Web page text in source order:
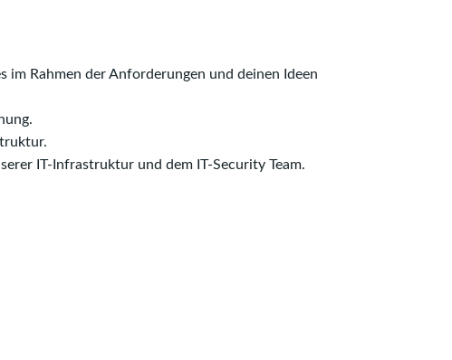
Rahmen der Anforderungen und deinen Ideen
IT-Infrastruktur und dem IT-Security Team.